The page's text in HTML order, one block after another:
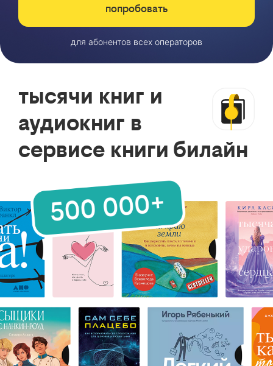
попробовать
для абонентов всех операторов
тысячи книг и
аудиокниг в
сервисе книги билайн